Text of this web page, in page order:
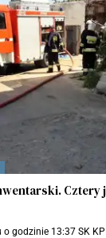
godzinie 13:37 SK